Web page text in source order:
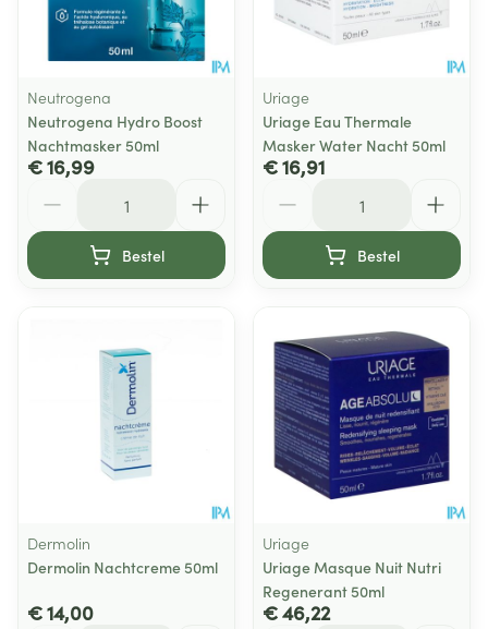
Neutrogena
Neutrogena Hydro Boost
Nachtmasker 50ml
€ 16,99
Bestel
Uriage
Uriage Eau Thermale
Masker Water Nacht 50ml
€ 16,91
Bestel
Dermolin
Dermolin Nachtcreme 50ml
€ 14,00
Uriage
Uriage Masque Nuit Nutri
Regenerant 50ml
€ 46,22